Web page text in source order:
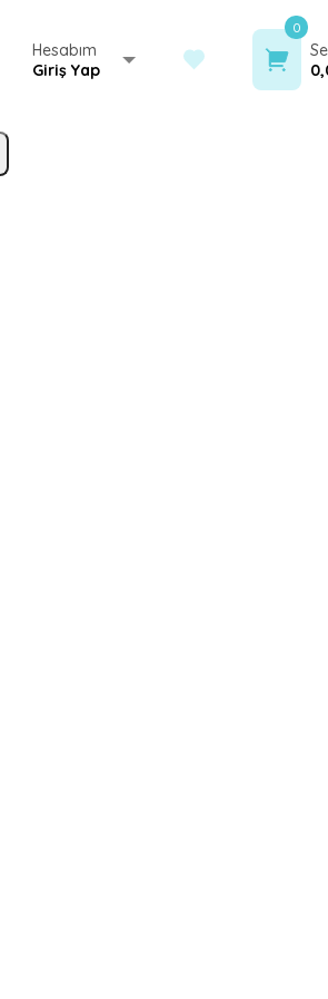
Hesabım
Giriş Yap
0